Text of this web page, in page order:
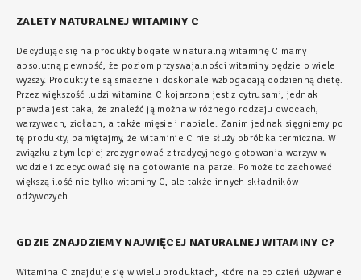
ZALETY NATURALNEJ WITAMINY C
Decydując się na produkty bogate w naturalną witaminę C mamy
absolutną pewność, że poziom przyswajalności witaminy będzie o wiele
wyższy. Produkty te są smaczne i doskonale wzbogacają codzienną dietę.
Przez większość ludzi witamina C kojarzona jest z cytrusami, jednak
prawda jest taka, że znaleźć ją można w różnego rodzaju owocach,
warzywach, ziołach, a także mięsie i nabiale. Zanim jednak sięgniemy po
tę produkty, pamiętajmy, że witaminie C nie służy obróbka termiczna. W
związku z tym lepiej zrezygnować z tradycyjnego gotowania warzyw w
wodzie i zdecydować się na gotowanie na parze. Pomoże to zachować
większą ilość nie tylko witaminy C, ale także innych składników
odżywczych.
GDZIE ZNAJDZIEMY NAJWIĘCEJ NATURALNEJ WITAMINY C?
Witamina C znajduje się w wielu produktach, które na co dzień używane